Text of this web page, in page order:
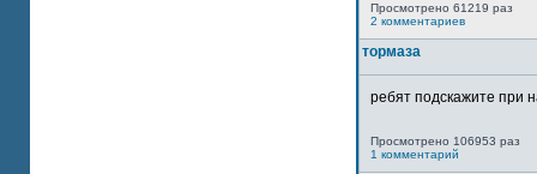
Просмотрено 61219 раз
2 комментариев
тормаза
ребят подскажите при
Просмотрено 106953 раз
1 комментарий